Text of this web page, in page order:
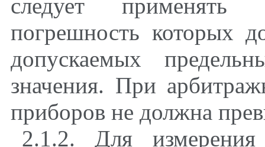
следует применять
погрешность которых
допускаемых
значения. При
приборов не должна
2.1.2. Для измерения